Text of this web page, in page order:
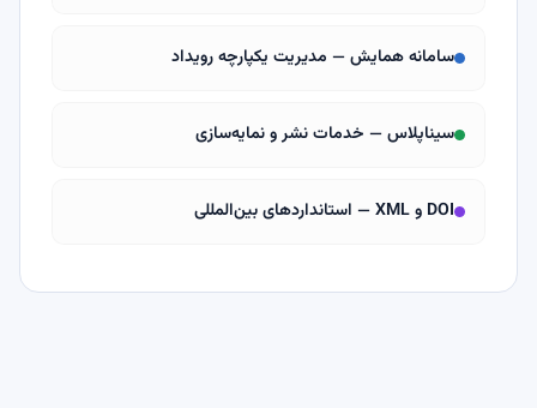
سامانه همایش — مدیریت یکپارچه رویداد
سیناپلاس — خدمات نشر و نمایه‌سازی
DOI و XML — استانداردهای بین‌المللی